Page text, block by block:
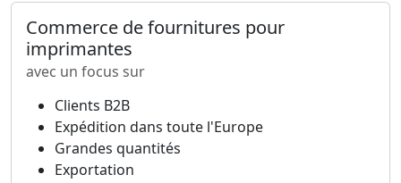
Commerce de fournitures pour
imprimantes
avec un focus sur
Clients B2B
Expédition dans toute l'Europe
Grandes quantités
Exportation